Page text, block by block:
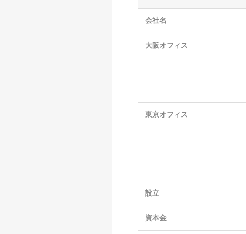
会社名
大阪オフィス
東京オフィス
設立
資本金